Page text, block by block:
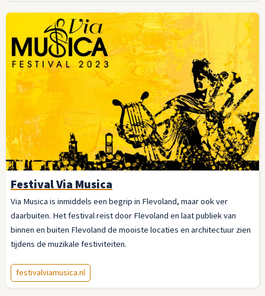
Festival Via Musica
Via Musica is inmiddels een begrip in Flevoland, maar ook ver
daarbuiten. Het festival reist door Flevoland en laat publiek van
binnen en buiten Flevoland de mooiste locaties en architectuur zien
tijdens de muzikale festiviteiten.
festivalviamusica.nl